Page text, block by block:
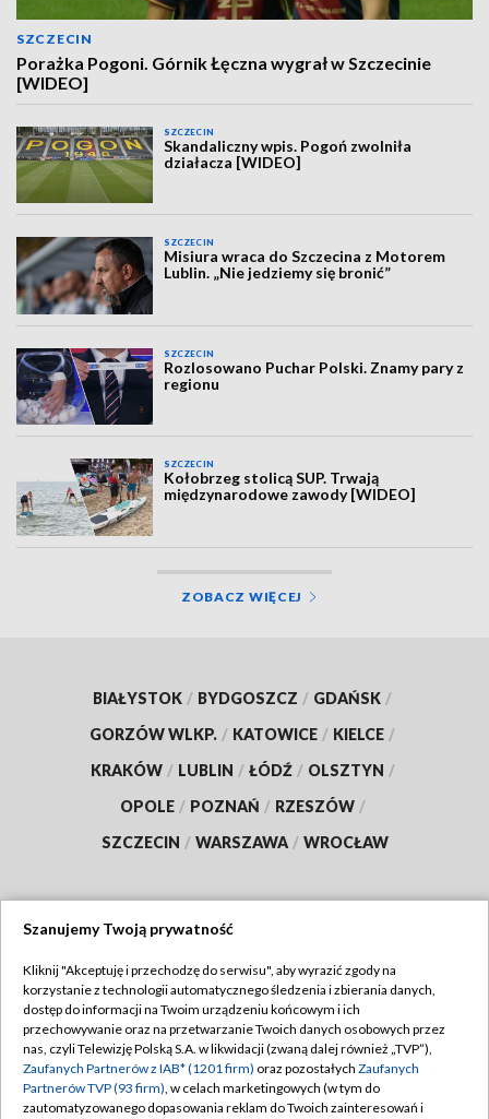
SZCZECIN
Porażka Pogoni. Górnik Łęczna wygrał w Szczecinie
[WIDEO]
SZCZECIN
Skandaliczny wpis. Pogoń zwolniła
działacza [WIDEO]
SZCZECIN
Misiura wraca do Szczecina z Motorem
Lublin. „Nie jedziemy się bronić”
SZCZECIN
Rozlosowano Puchar Polski. Znamy pary z
regionu
SZCZECIN
Kołobrzeg stolicą SUP. Trwają
międzynarodowe zawody [WIDEO]
ZOBACZ WIĘCEJ
BIAŁYSTOK / BYDGOSZCZ / GDAŃSK /
GORZÓW WLKP. / KATOWICE / KIELCE /
KRAKÓW / LUBLIN / ŁÓDŹ / OLSZTYN /
OPOLE / POZNAŃ / RZESZÓW /
SZCZECIN / WARSZAWA / WROCŁAW
TVP
Abonament TVP
Emisja w TVP
Centrum informacji TVP
Regulamin TVP
Polityka prywatności
Moje zgody
Szanujemy Twoją prywatność
Kliknij "Akceptuję i przechodzę do serwisu", aby wyrazić zgody na
korzystanie z technologii automatycznego śledzenia i zbierania danych,
dostęp do informacji na Twoim urządzeniu końcowym i ich
przechowywanie oraz na przetwarzanie Twoich danych osobowych przez
nas, czyli Telewizję Polską S.A. w likwidacji (zwaną dalej również „TVP”),
Zaufanych Partnerów z IAB* (1201 firm) oraz pozostałych Zaufanych
Partnerów TVP (93 firm), w celach marketingowych (w tym do
zautomatyzowanego dopasowania reklam do Twoich zainteresowań i